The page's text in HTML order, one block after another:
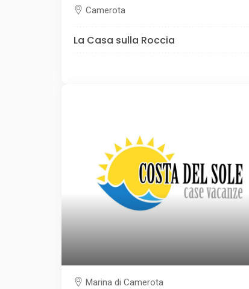
Camerota
La Casa sulla Roccia
Marina di Camerota